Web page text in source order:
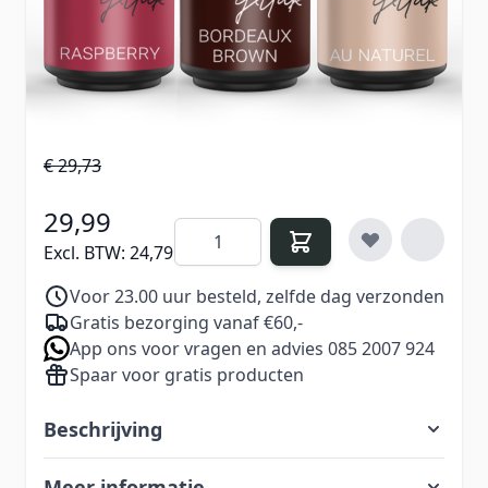
combineert. Ideaal voor zowel dagelijkse looks
als een statement-manicure.
€ 29,73
29,99
Excl. BTW: 24,79
Aantal
Voor 23.00 uur besteld, zelfde dag verzonden
Gratis bezorging vanaf €60,-
App ons voor vragen en advies 085 2007 924
Spaar voor gratis producten
Beschrijving